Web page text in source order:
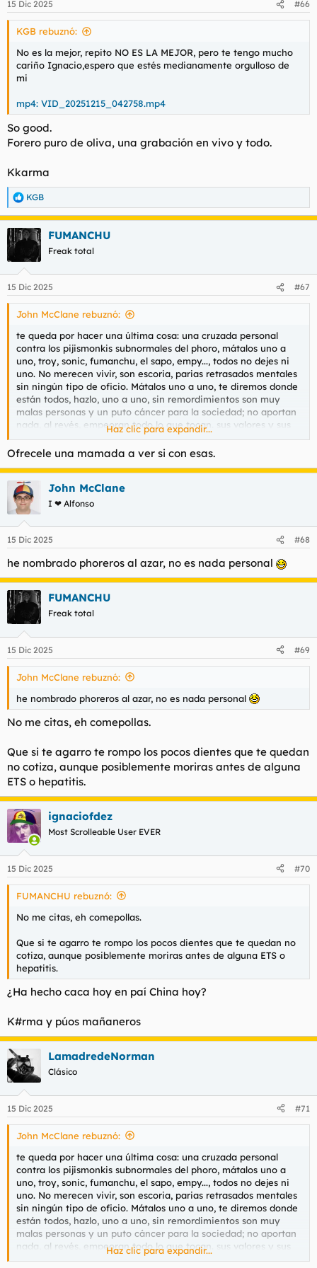
e
s
15 Dic 2025 #66
KGB rebuznó:
No es la mejor, repito NO ES LA MEJOR, pero te tengo mucho
cariño Ignacio,espero que estés medianamente orgulloso de
mi
mp4: VID_20251215_042758.mp4
So good.
Forero puro de oliva, una grabación en vivo y todo.
Kkarma
R
e
a
c
c
e
s
KGB
FUMANCHU
Freak total
15 Dic 2025 #67
John McClane rebuznó:
te queda por hacer una última cosa: una cruzada personal
contra los pijismonkis subnormales del phoro, mátalos uno a
uno, troy, sonic, fumanchu, el sapo, empy..., todos no dejes ni
uno. No merecen vivir, son escoria, parias retrasados mentales
sin ningún tipo de oficio. Mátalos uno a uno, te diremos donde
están todos, hazlo, uno a uno, sin remordimientos son muy
malas personas y un puto cáncer para la sociedad; no aportan
nada, al revés, empeoran todo lo que tocan. sus valores y sus
pensamientos no tienen valor. Hazlo, mátalos. Mata a sus
mueres y vástagos también. viólalos primero si te apetece,
completo y ubicación, mátalos no dejes ni uno, acuérdate.
luego te suicidas y listo, tarea finiquitada y redonda
Haz clic para expandir...
Ofrecele una mamada a ver si con esas.
John McClane
I ❤ Alfonso
15 Dic 2025 #68
he nombrado phoreros al azar, no es nada personal
FUMANCHU
Freak total
15 Dic 2025 #69
John McClane rebuznó:
he nombrado phoreros al azar, no es nada personal
No me citas, eh comepollas.
Que si te agarro te rompo los pocos dientes que te quedan
no cotiza, aunque posiblemente moriras antes de alguna
ETS o hepatitis.
ignaciofdez
Most Scrolleable User EVER
15 Dic 2025 #70
FUMANCHU rebuznó:
No me citas, eh comepollas.
Que si te agarro te rompo los pocos dientes que te quedan no
cotiza, aunque posiblemente moriras antes de alguna ETS o
hepatitis.
¿Ha hecho caca hoy en paí China hoy?
K#rma y púos mañaneros
LamadredeNorman
Clásico
15 Dic 2025 #71
John McClane rebuznó:
te queda por hacer una última cosa: una cruzada personal
contra los pijismonkis subnormales del phoro, mátalos uno a
uno, troy, sonic, fumanchu, el sapo, empy..., todos no dejes ni
uno. No merecen vivir, son escoria, parias retrasados mentales
sin ningún tipo de oficio. Mátalos uno a uno, te diremos donde
están todos, hazlo, uno a uno, sin remordimientos son muy
malas personas y un puto cáncer para la sociedad; no aportan
nada, al revés, empeoran todo lo que tocan. sus valores y sus
pensamientos no tienen valor. Hazlo, mátalos. Mata a sus
Haz clic para expandir...